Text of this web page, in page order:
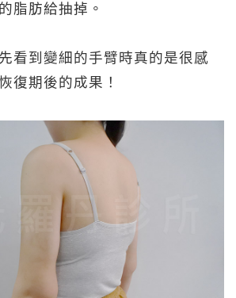
脂肪給抽掉。
看到變細的手臂時真的是很感
復期後的成果！